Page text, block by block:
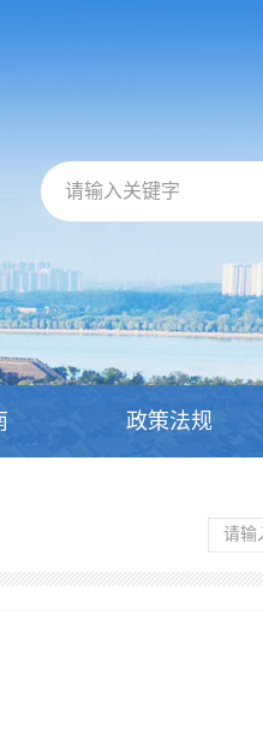
请输入关键字
政策法规
请输